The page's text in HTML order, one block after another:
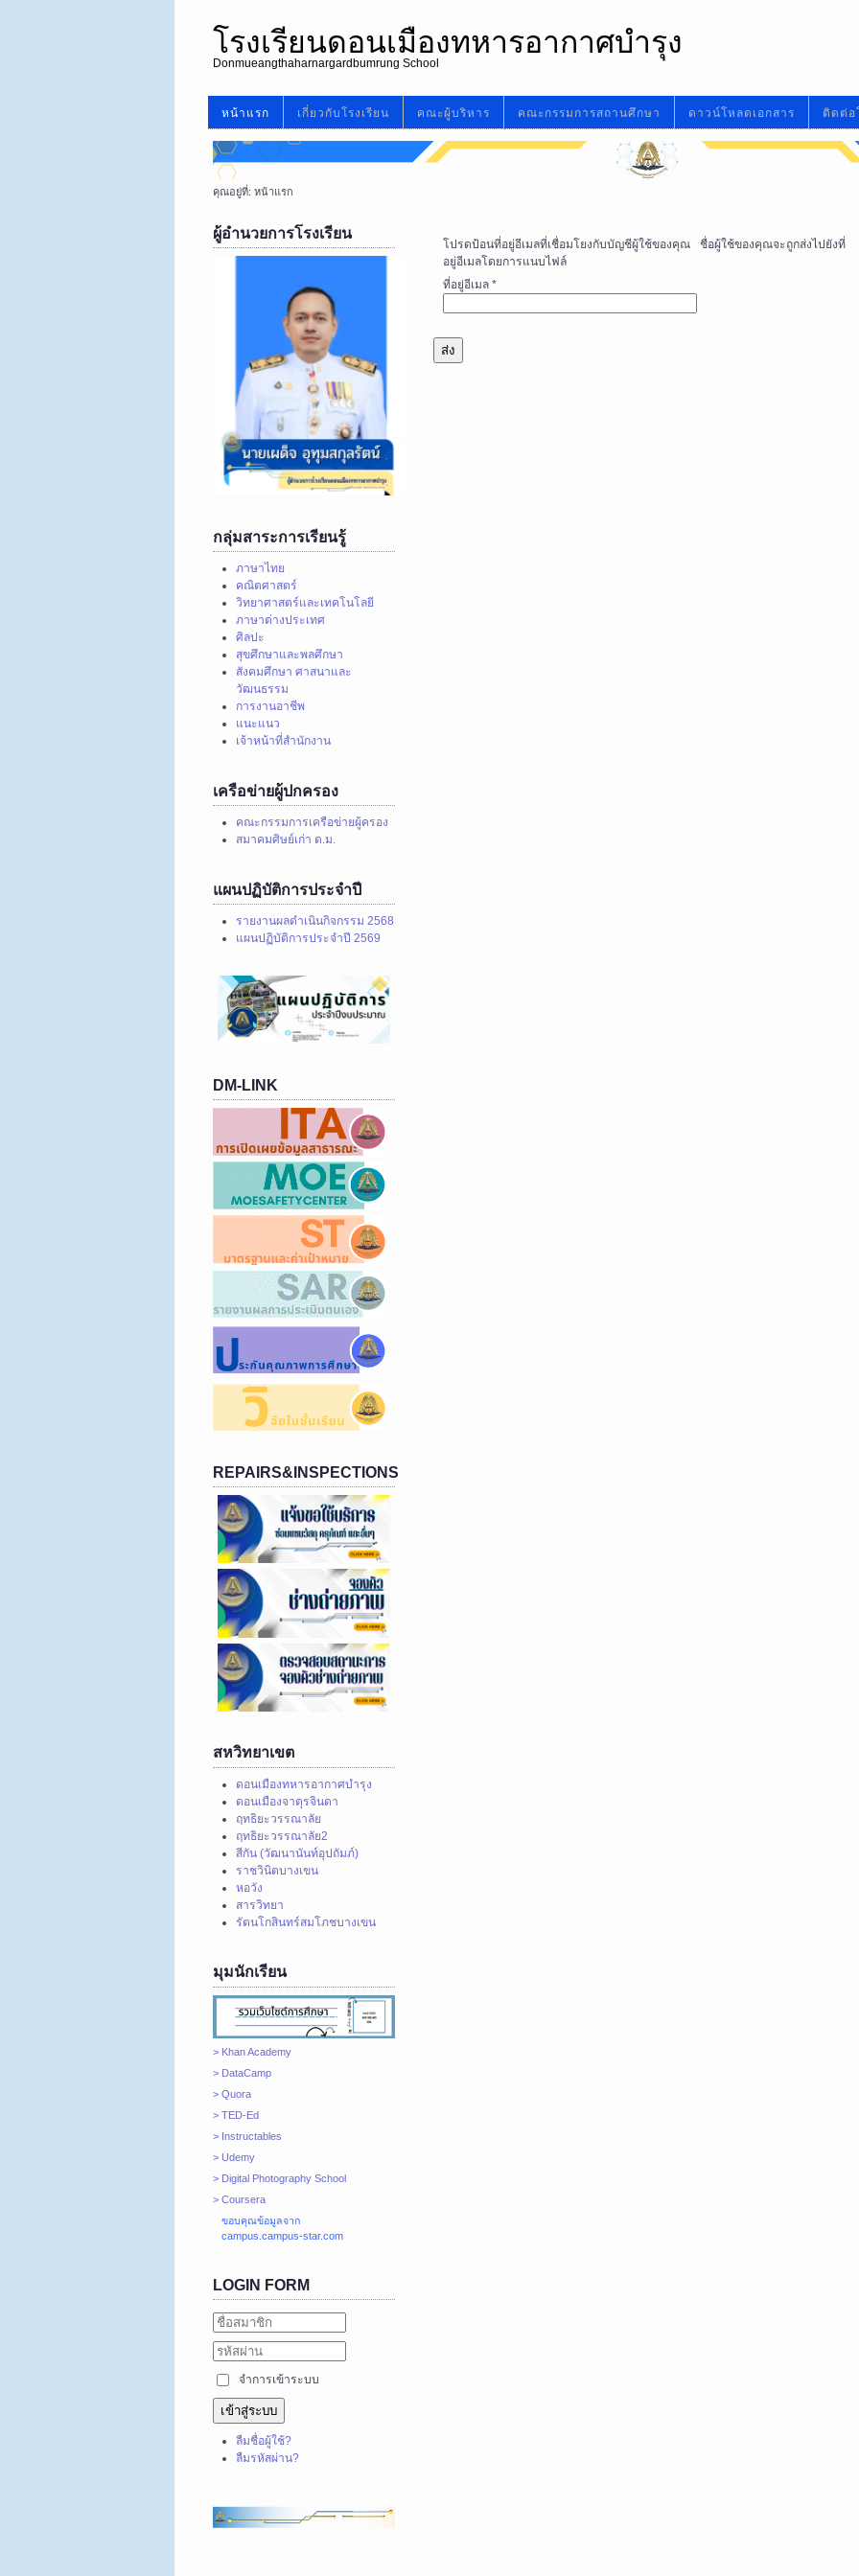
โรงเรียนดอนเมืองทหารอากาศบำรุง
Donmueangthaharnargardbumrung School
หน้าแรก เกี่ยวกับโรงเรียน คณะผู้บริหาร คณะกรรมการสถานศึกษา ดาวน์โหลดเอกสาร ติดต่อ
คุณอยู่ที่: หน้าแรก
ผู้อำนวยการโรงเรียน
กลุ่มสาระการเรียนรู้
ภาษาไทย
คณิตศาสตร์
วิทยาศาสตร์และเทคโนโลยี
ภาษาต่างประเทศ
ศิลปะ
สุขศึกษาและพลศึกษา
สังคมศึกษา ศาสนาและ
วัฒนธรรม
การงานอาชีพ
แนะแนว
เจ้าหน้าที่สำนักงาน
เครือข่ายผู้ปกครอง
คณะกรรมการเครือข่ายผู้ครอง
สมาคมศิษย์เก่า ด.ม.
แผนปฏิบัติการประจำปี
รายงานผลดำเนินกิจกรรม 2568
แผนปฏิบัติการประจำปี 2569
DM-LINK
REPAIRS&INSPECTIONS
สหวิทยาเขต
ดอนเมืองทหารอากาศบำรุง
ดอนเมืองจาตุรจินดา
ฤทธิยะวรรณาลัย
ฤทธิยะวรรณาลัย2
สีกัน (วัฒนานันท์อุปถัมภ์)
ราชวินิตบางเขน
หอวัง
สารวิทยา
รัตนโกสินทร์สมโภชบางเขน
มุมนักเรียน
> Khan Academy
> DataCamp
> Quora
> TED-Ed
> Instructables
> Udemy
> Digital Photography School
> Coursera
ขอบคุณข้อมูลจาก
campus.campus-star.com
LOGIN FORM
จำการเข้าระบบ
เข้าสู่ระบบ
ลืมชื่อผู้ใช้?
ลืมรหัสผ่าน?
โปรดป้อนที่อยู่อีเมลที่เชื่อมโยงกับบัญชีผู้ใช้ของคุณ ชื่อผู้ใช้ของคุณจะถูกส่งไปยังที่
อยู่อีเมลโดยการแนบไฟล์
ที่อยู่อีเมล *
ส่ง